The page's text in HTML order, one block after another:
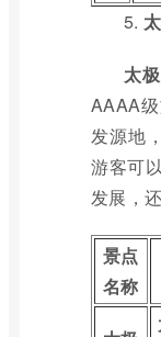
5.
太
AAAA
发源地
游客可
发展，
景点
名称